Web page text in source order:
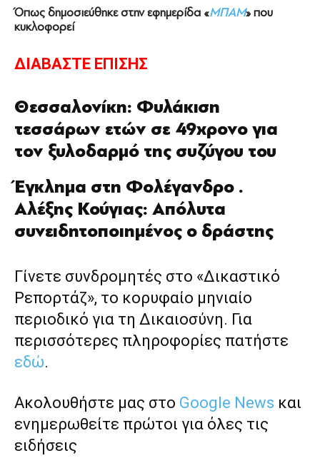
Όπως δημοσιεύθηκε στην εφημερίδα «ΜΠΑΜ» που
κυκλοφορεί
ΔΙΑΒΑΣΤΕ ΕΠΙΣΗΣ
Θεσσαλονίκη: Φυλάκιση
τεσσάρων ετών σε 49χρονο για
τον ξυλοδαρμό της συζύγου του
Έγκλημα στη Φολέγανδρο .
Αλέξης Κούγιας: Απόλυτα
συνειδητοποιημένος ο δράστης
Γίνετε συνδρομητές στο «Δικαστικό
Ρεπορτάζ», το κορυφαίο μηνιαίο
περιοδικό για τη Δικαιοσύνη. Για
περισσότερες πληροφορίες πατήστε
εδώ.
Ακολουθήστε μας στο Google News και
ενημερωθείτε πρώτοι για όλες τις
ειδήσεις